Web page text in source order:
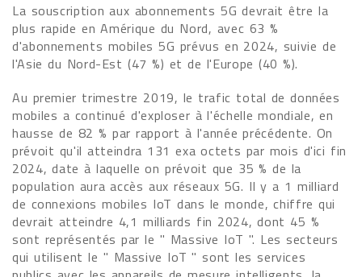
La souscription aux abonnements 5G devrait être la
plus rapide en Amérique du Nord, avec 63 %
d'abonnements mobiles 5G prévus en 2024, suivie de
l'Asie du Nord-Est (47 %) et de l'Europe (40 %).
Au premier trimestre 2019, le trafic total de données
mobiles a continué d'exploser à l'échelle mondiale, en
hausse de 82 % par rapport à l'année précédente. On
prévoit qu'il atteindra 131 exa octets par mois d'ici fin
2024, date à laquelle on prévoit que 35 % de la
population aura accès aux réseaux 5G. Il y a 1 milliard
de connexions mobiles IoT dans le monde, chiffre qui
devrait atteindre 4,1 milliards fin 2024, dont 45 %
sont représentés par le " Massive IoT ". Les secteurs
qui utilisent le " Massive IoT " sont les services